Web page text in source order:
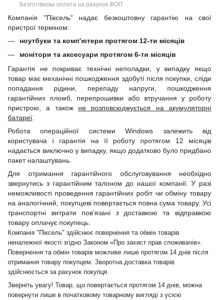
Безготівкова оплата на рахунок ФОП
Компанія "Піксель" надає безкоштовну гарантію на свої
пристрої терміном:
ноутбуки та комп’ютери протягом 12-ти місяців
монітори та аксесуари протягом 6-ти місяців
Гарантія не покриває технічні неполадки, у випадку якщо
товар має механічні пошкодження здобуті після покупки, сліди
попадання рідини, перепаду напруги, пошкодження
гарантійних пломб, перепрошивки або втручання у роботу
пристрою, а також не розповсюджується на акумуляторні
батареї
Робота операційної системи Windows залежить від
користувача і гарантія на її роботу протягом 12 місяців
надається виключно у випадку, якщо додатково було придбано
пакет налаштувань.
Для отримання гарантійного обслуговування необхідно
звернутись з гарантійним талоном до нашої компанії. У разі
неможливості проведення гарантійних робіт чи обміну товару
на аналогічний, покупцеві повертається повна сума товару. Усі
транспортні витрати пов’язані з доставкою та відправкою
товару оплачує покупець.
Компанія "Піксель" здійснює повернення та обмін товарів
неналежної якості згідно Законом «Про захист прав споживачів».
Повернення та обмін товарів можливе лише протягом 14 днів після
отримання товару покупцем. Зворотна доставка товарів
здійснюється за рахунок покупця.
Зверніть увагу! Товар, що повертається протягом 14 днів, можна
повернути лише в початковому товарному вигляді з усією